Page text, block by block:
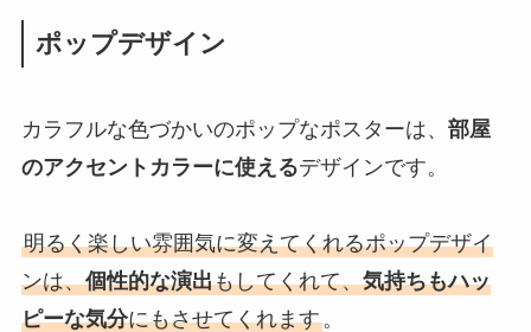
ポップデザイン
カラフルな色づかいのポップなポスターは、 部屋
のアクセントカラーに使えるデザインです。
明るく楽しい雰囲気に変えてくれるポップデザイ
ンは、個性的な演出もしてくれて、気持ちもハッ
ピーな気分にもさせてくれます。